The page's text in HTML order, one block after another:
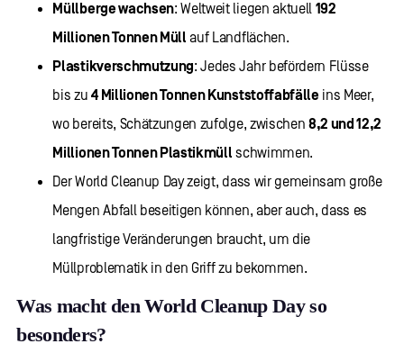
Müllberge wachsen: Weltweit liegen aktuell 192
Millionen Tonnen Müll auf Landflächen.
Plastikverschmutzung: Jedes Jahr befördern Flüsse
bis zu4 Millionen Tonnen Kunststoffabfälle ins Meer,
wo bereits, Schätzungen zufolge, zwischen 8,2 und 12,2
Millionen Tonnen Plastikmüll schwimmen.
Der World Cleanup Day zeigt, dass wir gemeinsam große
Mengen Abfall beseitigen können, aber auch, dass es
langfristige Veränderungen braucht, um die
Müllproblematik in den Griff zu bekommen.
Was macht den World Cleanup Day so
besonders?